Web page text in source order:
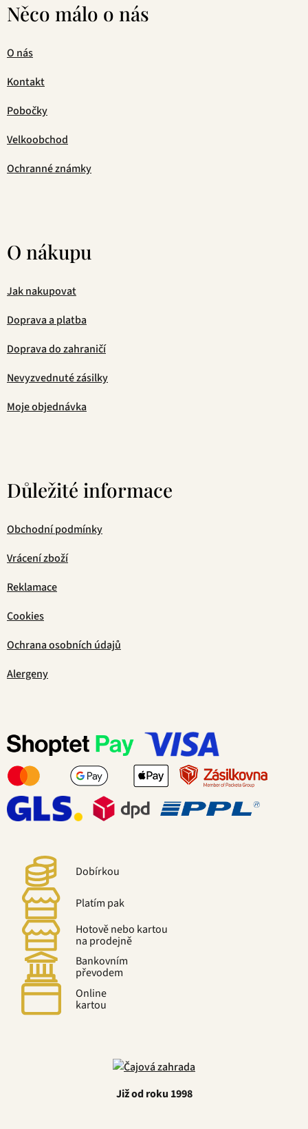
Něco málo o nás
O nás
Kontakt
Pobočky
Velkoobchod
Ochranné známky
O nákupu
Jak nakupovat
Doprava a platba
Doprava do zahraničí
Nevyzvednuté zásilky
Moje objednávka
Důležité informace
Obchodní podmínky
Vrácení zboží
Reklamace
Cookies
Ochrana osobních údajů
Alergeny
Dobírkou
Platím pak
Hotově nebo kartou
na prodejně
Bankovním
převodem
Online
kartou
Již od roku 1998